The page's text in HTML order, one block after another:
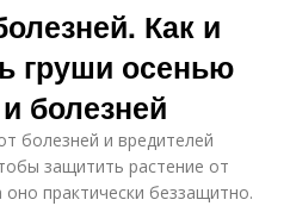
Как и
груши осенью
болезней
болезней и вредителей
защитить растение от
практически беззащитно.